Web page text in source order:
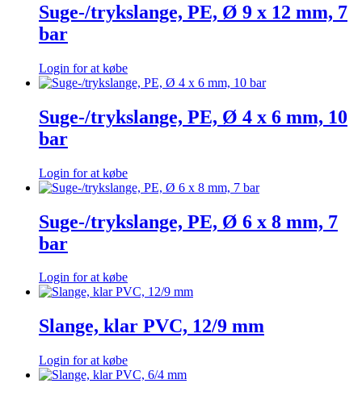
Suge-/trykslange, PE, Ø 9 x 12 mm, 7
bar
Login for at købe
Suge-/trykslange, PE, Ø 4 x 6 mm, 10
bar
Login for at købe
Suge-/trykslange, PE, Ø 6 x 8 mm, 7
bar
Login for at købe
Slange, klar PVC, 12/9 mm
Login for at købe